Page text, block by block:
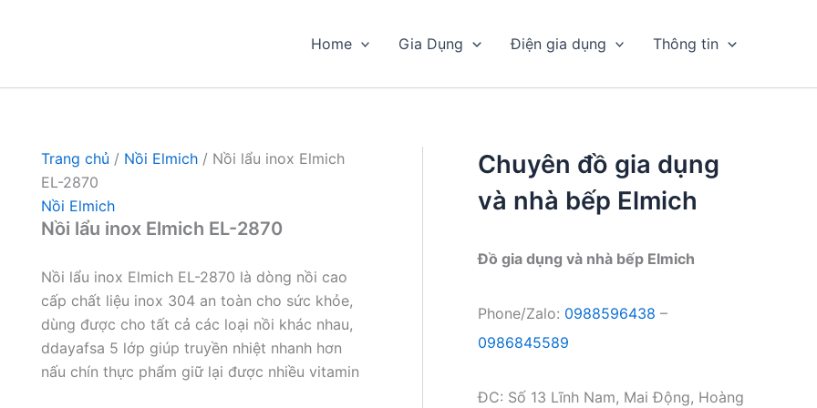
Home Gia Dụng Điện gia dụng Thông tin
Trang chủ / Nồi Elmich/ Nồi lẩu inox Elmich
EL-2870
Nồi Elmich
Nồi lẩu inox Elmich EL-2870
Nồi lẩu inox Elmich EL-2870 là dòng nồi cao
cấp chất liệu inox 304 an toàn cho sức khỏe,
dùng được cho tất cả các loại nồi khác nhau,
ddayafsa 5 lớp giúp truyền nhiệt nhanh hơn
nấu chín thực phẩm giữ lại được nhiều vitamin
Chuyên đồ gia dụng
và nhà bếp Elmich
Đồ gia dụng và nhà bếp Elmich
Phone/Zalo: 0988596438 –
0986845589
ĐC: Số 13 Lĩnh Nam, Mai Động, Hoàng